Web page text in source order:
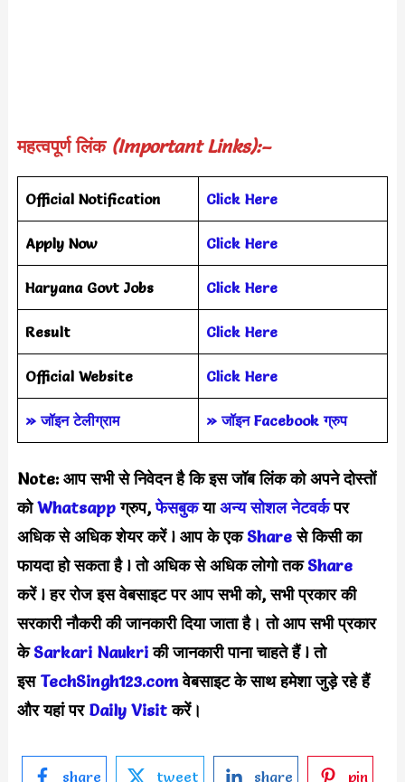
महत्वपूर्ण लिंक (Important Links):–
Official Notification Click Here
Apply Now Click Here
Haryana Govt Jobs Click Here
Result Click Here
Official Website Click Here
» जॉइन टेलीग्राम » जॉइन Facebook ग्रुप
Note: आप सभी से निवेदन है कि इस जॉब लिंक को अपने दोस्तों
कोWhatsappग्रुप,फेसबुकयाअन्य सोशल नेटवर्कपर
अधिक से अधिक शेयर करेंl आप के एकShareसे किसी का
फायदा हो सकता है lतो अधिक से अधिक लोगो तकShare
करें lहर रोज इस वेबसाइट पर आप सभी को, सभी प्रकार की
सरकारी नौकरी की जानकारी दिया जाता है। तो आप सभी प्रकार
केSarkari Naukriकी जानकारी पाना चाहते हैंlतो
इस TechSingh123.comवेबसाइट के साथ हमेशा जुड़े रहे हैं
और यहां पर Daily Visitकरें।
share tweet share pin